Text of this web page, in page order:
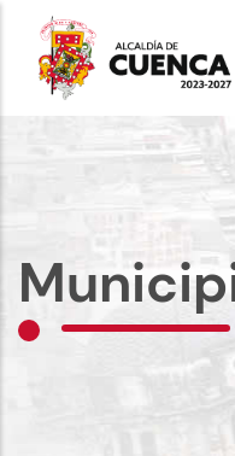
contenido
principal